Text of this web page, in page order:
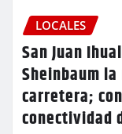
LOCALES
San Juan
Sheinbaum
carretera;
conectividad